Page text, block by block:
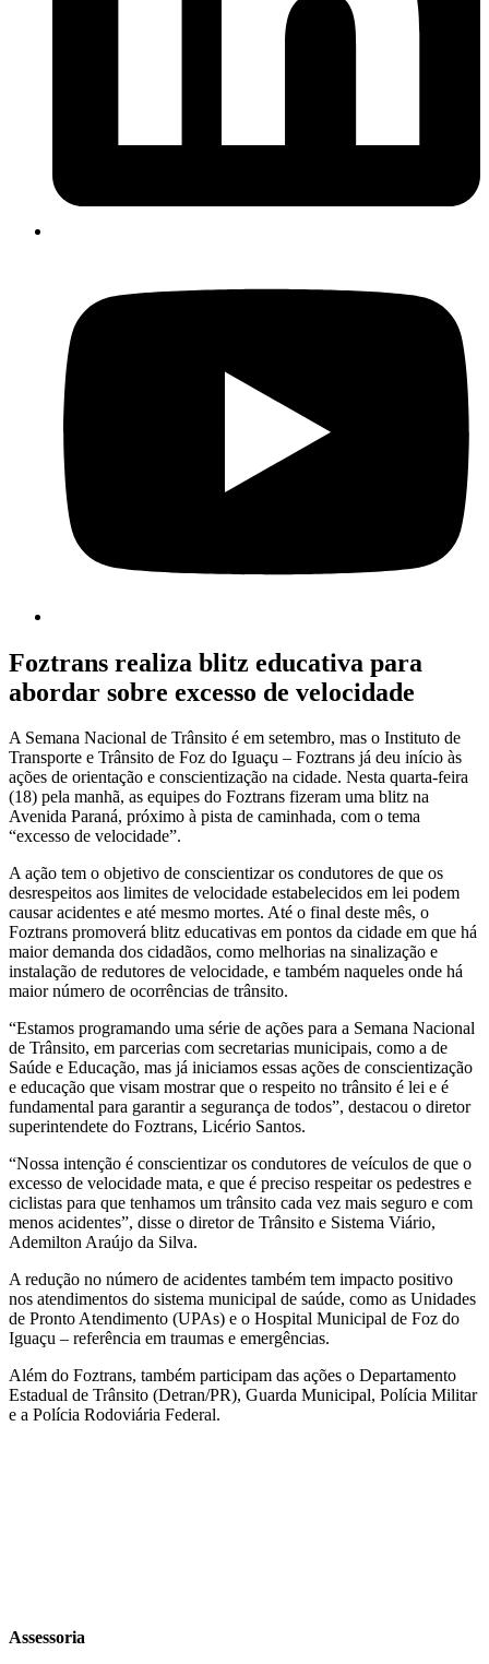
Foztrans realiza blitz educativa para
abordar sobre excesso de velocidade
A Semana Nacional de Trânsito é em setembro, mas o Instituto de
Transporte e Trânsito de Foz do Iguaçu – Foztrans já deu início às
ações de orientação e conscientização na cidade. Nesta quarta-feira
(18) pela manhã, as equipes do Foztrans fizeram uma blitz na
Avenida Paraná, próximo à pista de caminhada, com o tema
“excesso de velocidade”.
A ação tem o objetivo de conscientizar os condutores de que os
desrespeitos aos limites de velocidade estabelecidos em lei podem
causar acidentes e até mesmo mortes. Até o final deste mês, o
Foztrans promoverá blitz educativas em pontos da cidade em que há
maior demanda dos cidadãos, como melhorias na sinalização e
instalação de redutores de velocidade, e também naqueles onde há
maior número de ocorrências de trânsito.
“Estamos programando uma série de ações para a Semana Nacional
de Trânsito, em parcerias com secretarias municipais, como a de
Saúde e Educação, mas já iniciamos essas ações de conscientização
e educação que visam mostrar que o respeito no trânsito é lei e é
fundamental para garantir a segurança de todos”, destacou o diretor
superintendete do Foztrans, Licério Santos.
“Nossa intenção é conscientizar os condutores de veículos de que o
excesso de velocidade mata, e que é preciso respeitar os pedestres e
ciclistas para que tenhamos um trânsito cada vez mais seguro e com
menos acidentes”, disse o diretor de Trânsito e Sistema Viário,
Ademilton Araújo da Silva.
A redução no número de acidentes também tem impacto positivo
nos atendimentos do sistema municipal de saúde, como as Unidades
de Pronto Atendimento (UPAs) e o Hospital Municipal de Foz do
Iguaçu – referência em traumas e emergências.
Além do Foztrans, também participam das ações o Departamento
Estadual de Trânsito (Detran/PR), Guarda Municipal, Polícia Militar
e a Polícia Rodoviária Federal.
Assessoria